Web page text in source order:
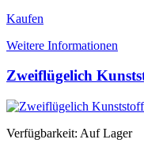
Kaufen
Weitere Informationen
Zweiflügelich
Verfügbarkeit: Auf Lager